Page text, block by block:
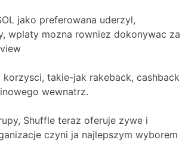
jako preferowana uderzyl,
wplaty mozna rowniez dokonywac za
takie-jak rakeback, cashback
wewnatrz.
Shuffle teraz oferuje zywe i
czyni ja najlepszym wyborem